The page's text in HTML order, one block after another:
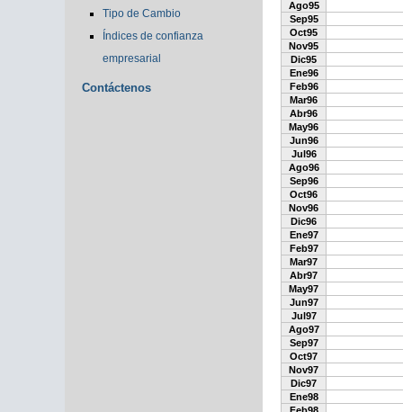
Tipo de Cambio
Índices de confianza
empresarial
Contáctenos
Ago95
Sep95
Oct95
Nov95
Dic95
Ene96
Feb96
Mar96
Abr96
May96
Jun96
Jul96
Ago96
Sep96
Oct96
Nov96
Dic96
Ene97
Feb97
Mar97
Abr97
May97
Jun97
Jul97
Ago97
Sep97
Oct97
Nov97
Dic97
Ene98